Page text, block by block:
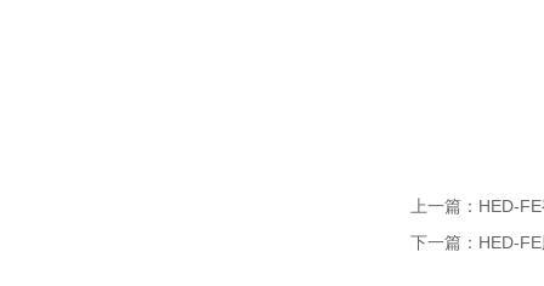
上一篇： HED-
下一篇： HED-